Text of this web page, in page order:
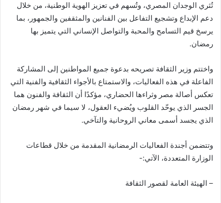
تُثري الوجدان المصري، وتُسهم في تعزيز الهوية الوطنية، من خلال
دعم الإبداع وتشجيع التفاعل بين الفنانين والمثقفين والجمهور، بما
يرسخ قيم التسامح والمحبة والتواصل الإنساني التي يتميز بها
رمضان.
واختتم وزير الثقافة تصريحه بدعوة جميع المواطنين إلى المشاركة
الفاعلة في هذه الفعاليات، والاستمتاع بالأجواء الثقافية والفنية التي
تعكس أصالة مصر وثراءها الحضاري، مؤكدًا أن الثقافة والفنون هما
الجسر الذي يوحّد القلوب ويُضيء العقول، لا سيما في شهر رمضان
الذي يجسد أسمى معاني الروحانية والتآخي.
وتتضمن أجندة الفعاليات الرمضانية المقدمة من خلال قطاعات
الوزارة المتعددة، الآتي:-
– الهيئة العامة لقصور الثقافة